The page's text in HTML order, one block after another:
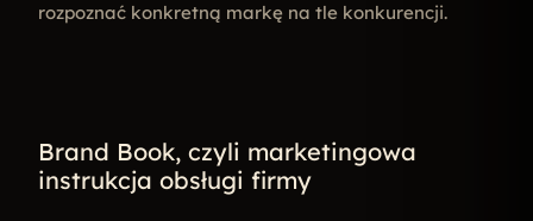
rozpoznać konkretną markę na tle konkurencji.
Brand Book, czyli marketingowa
instrukcja obsługi firmy